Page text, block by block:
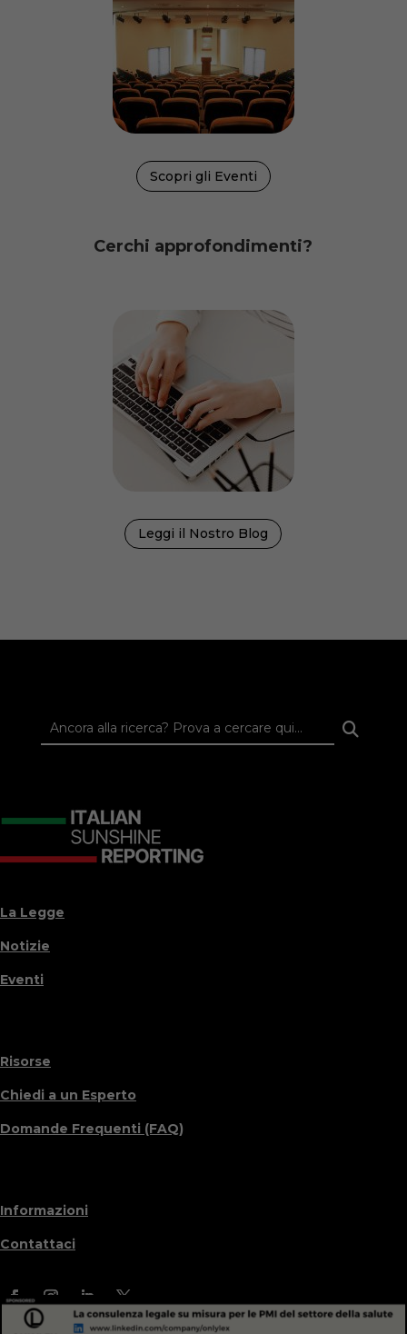
Scopri gli Eventi
Cerchi approfondimenti?
Leggi il Nostro Blog
La Legge
Notizie
Eventi
Risorse
Chiedi a un Esperto
Domande Frequenti (FAQ)
Informazioni
Contattaci